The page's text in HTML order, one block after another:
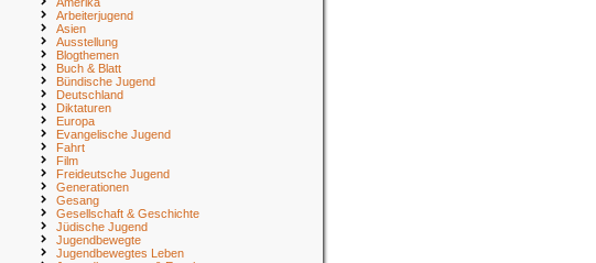
Arbeiterjugend
Asien
Ausstellung
Blogthemen
Buch & Blatt
Bündische Jugend
Deutschland
Diktaturen
Europa
Evangelische Jugend
Fahrt
Film
Freideutsche Jugend
Generationen
Gesang
Gesellschaft & Geschichte
Jüdische Jugend
Jugendbewegte
Jugendbewegtes Leben